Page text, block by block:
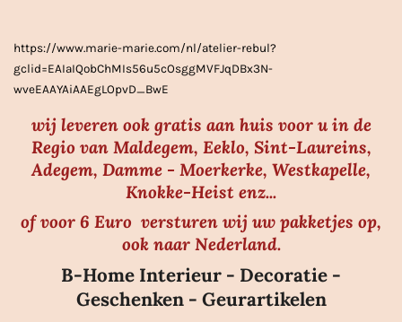
e
n
https://www.marie-marie.com/nl/atelier-rebul?
gclid=EAIaIQobChMIs56u5cOsggMVFJqDBx3N-
wveEAAYAiAAEgLOpvD_BwE
wij leveren ook gratis aan huis voor u in de
Regio van Maldegem, Eeklo, Sint-Laureins,
Adegem, Damme - Moerkerke, Westkapelle,
Knokke-Heist enz...
of voor 6 Euro versturen wij uw pakketjes op,
ook naar Nederland.
B-Home Interieur - Decoratie -
Geschenken - Geurartikelen